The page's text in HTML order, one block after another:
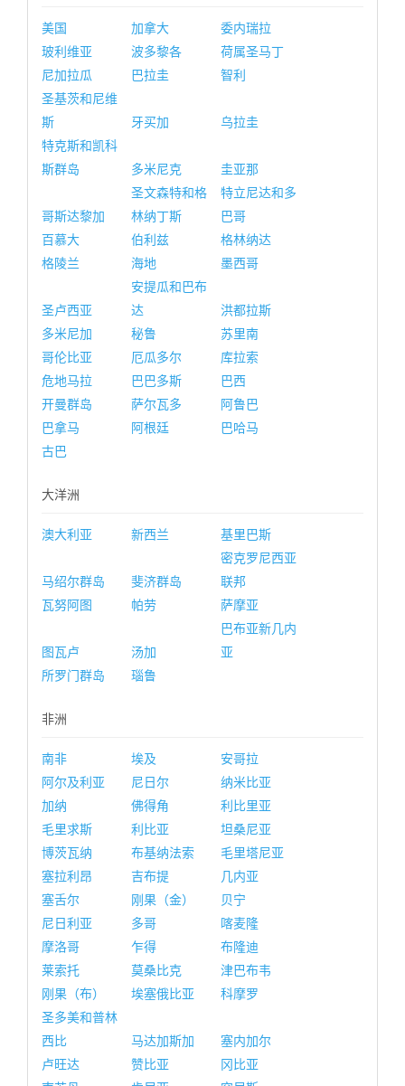
美国 加拿大
委内瑞拉
玻利维亚
波多黎各
荷属圣马丁
尼加拉瓜
巴拉圭
智利
圣基茨和尼维
斯
牙买加
乌拉圭
特克斯和凯科
斯群岛
多米尼克 圭亚那
哥斯达黎加
圣文森特和格
林纳丁斯
特立尼达和多
巴哥
百慕大
伯利兹
格林纳达
格陵兰
海地 墨西哥
圣卢西亚
安提瓜和巴布
达
洪都拉斯
多米尼加
秘鲁
苏里南
哥伦比亚
厄瓜多尔
库拉索
危地马拉
巴巴多斯
巴西
开曼群岛
萨尔瓦多
阿鲁巴
巴拿马
阿根廷
巴哈马
古巴
大洋洲
澳大利亚 新西兰 基里巴斯
马绍尔群岛 斐济群岛
密克罗尼西亚
联邦
瓦努阿图
帕劳 萨摩亚
图瓦卢 汤加
巴布亚新几内
亚
所罗门群岛
瑙鲁
非洲
南非 埃及
安哥拉
阿尔及利亚
尼日尔
纳米比亚
加纳
佛得角
利比里亚
毛里求斯
利比亚
坦桑尼亚
博茨瓦纳
布基纳法索
毛里塔尼亚
塞拉利昂
吉布提
几内亚
塞舌尔
刚果（金）
贝宁
尼日利亚
多哥
喀麦隆
摩洛哥
乍得
布隆迪
莱索托
莫桑比克
津巴布韦
刚果（布）
埃塞俄比亚
科摩罗
圣多美和普林
西比
马达加斯加
塞内加尔
卢旺达
赞比亚
冈比亚